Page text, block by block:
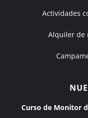
Actividades
Alquiler de
Curso de Monitor